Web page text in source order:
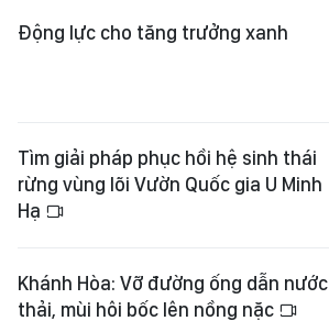
Động lực cho tăng trưởng xanh
Tìm giải pháp phục hồi hệ sinh thái
rừng vùng lõi Vườn Quốc gia U Minh
Hạ
Khánh Hòa: Vỡ đường ống dẫn nước
thải, mùi hôi bốc lên nồng nặc